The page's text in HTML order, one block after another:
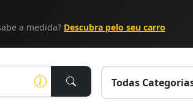
a medida? Descubra pelo seu carro